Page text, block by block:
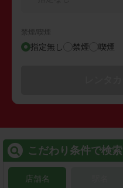
禁煙/喫煙
指定無し 禁煙 喫煙
こだわり条件で検索
店舗名